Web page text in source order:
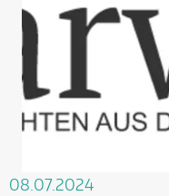
08.07.2024